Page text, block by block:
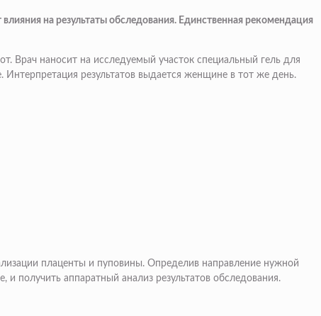
на результаты обследования. Единственная рекомендация
наносит на исследуемый участок специальный гель для
результатов выдается женщине в тот же день.
плаценты и пуповины. Определив направление нужной
получить аппаратный анализ результатов обследования.